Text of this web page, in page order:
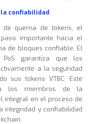
confiabilidad
de quema de tokens, el
importante hacia el
de bloques confiable. El
garantiza que los
a la seguridad
sus tokens VTBC. Este
los miembros de la
integral en el proceso de
integridad y confiabilidad